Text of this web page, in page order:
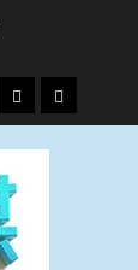
運
動
生
活